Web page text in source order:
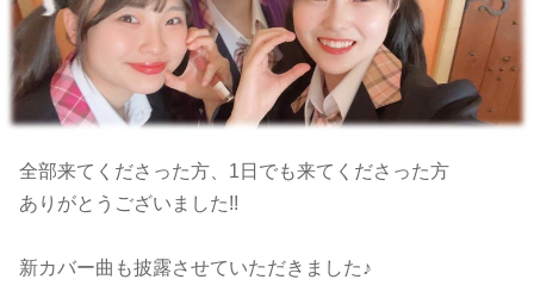
全部来てくださった方、1日でも来てくださった方
ありがとうございました!!
新カバー曲も披露させていただきました♪